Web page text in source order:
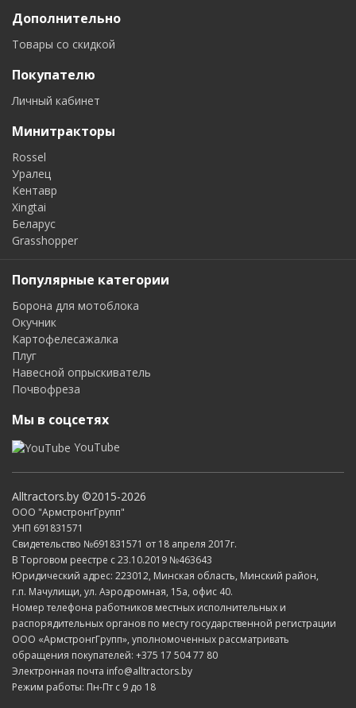
Дополнительно
Товары со скидкой
Покупателю
Личный кабинет
Минитракторы
Rossel
Уралец
Кентавр
Xingtai
Беларус
Grasshopper
Популярные категории
Борона для мотоблока
Окучник
Картофелесажалка
Плуг
Навесной опрыскиватель
Почвофреза
Мы в соцсетях
YouTube
Alltractors.by ©2015-2026
ООО "АрмстронгГрупп"
УНП 691831571
Свидетельство №691831571 от 18 апреля 2017г.
В Торговом реестре с 23.10.2019 №463643
Юридический адрес: 223012, Минская область, Минский район,
г.п. Мачулищи, ул. Аэродромная, 15а, офис 40.
Номер телефона работников местных исполнительных и
распорядительных органов по месту государственной регистрации
ООО «АрмстронгГрупп», уполномоченных рассматривать
обращения покупателей: +375 17 504 77 80
Электронная почта info@alltractors.by
Режим работы: Пн-Пт с 9 до 18